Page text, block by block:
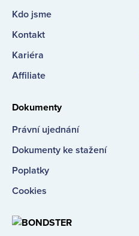
Kdo jsme
Kontakt
Kariéra
Affiliate
Dokumenty
Právní ujednání
Dokumenty ke stažení
Poplatky
Cookies